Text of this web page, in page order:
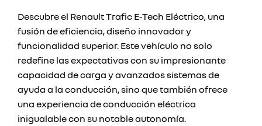
Descubre el Renault Trafic E-Tech Eléctrico, una
fusión de eficiencia, diseño innovador y
funcionalidad superior. Este vehículo no solo
redefine las expectativas con su impresionante
capacidad de carga y avanzados sistemas de
ayuda a la conducción, sino que también ofrece
una experiencia de conducción eléctrica
inigualable con su notable autonomía.